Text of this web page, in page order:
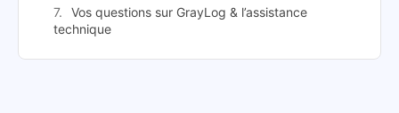
Vos questions sur GrayLog & l’assistance
technique